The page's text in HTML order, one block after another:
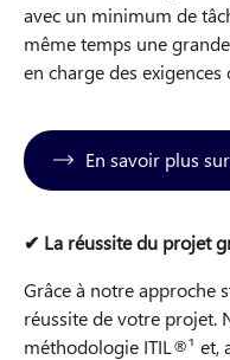
avec un minimum de
même temps une
en charge des exigences
En savoir plus
✔ La réussite du projet
Grâce à notre approche
réussite de votre projet.
méthodologie ITIL®¹ et,